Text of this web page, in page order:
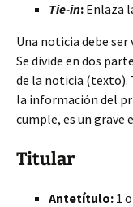
Tie-in: Enlaza
Una noticia debe
Se divide en dos
de la noticia (texto).
la información del
cumple, es un grave
Titular
Antetítulo: 1